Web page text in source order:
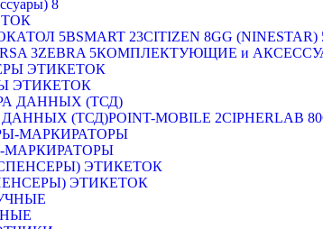
8
АТОЛ 5BSMART 23CITIZEN 8GG (NINESTAR)
3ZEBRA 5КОМПЛЕКТУЮЩИЕ и
ЭТИКЕТОК
(ТСД)POINT-MOBILE 2CIPHERLAB 80
МАРКИРАТОРЫ
ЭТИКЕТОК